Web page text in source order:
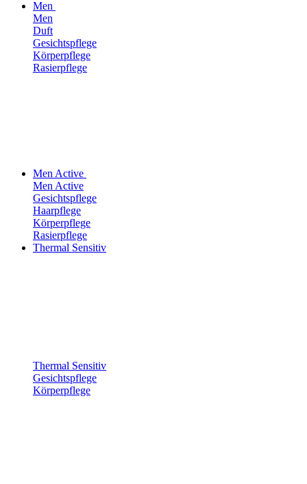
Men
Men
Duft
Gesichtspflege
Körperpflege
Rasierpflege
Men Active
Men Active
Gesichtspflege
Haarpflege
Körperpflege
Rasierpflege
Thermal Sensitiv
Thermal Sensitiv
Gesichtspflege
Körperpflege